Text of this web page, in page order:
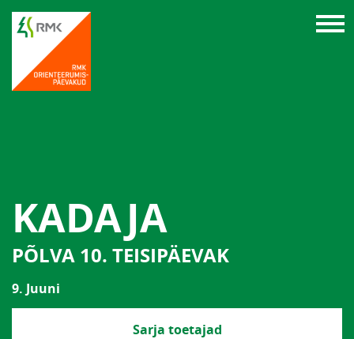
KADAJA
PÕLVA 10. TEISIPÄEVAK
9. Juuni
Sarja toetajad